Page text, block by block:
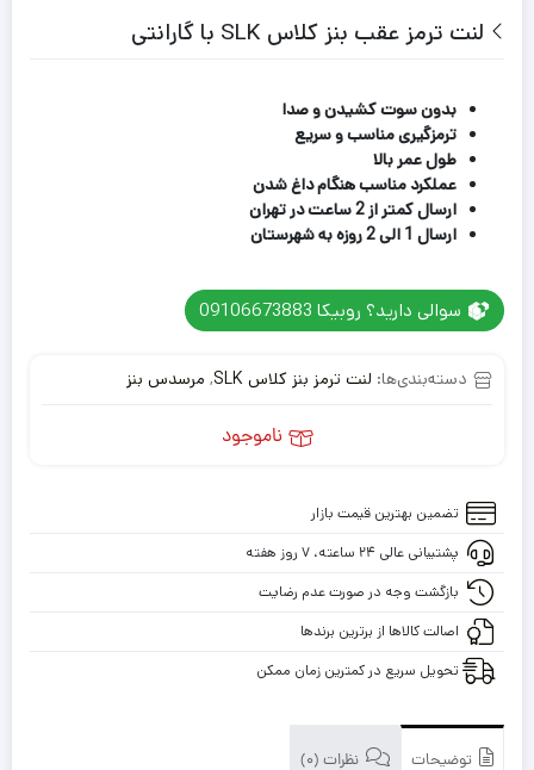
لنت ترمز عقب بنز کلاس SLK با گارانتی
بدون سوت کشیدن و صدا
ترمزگیری مناسب و سریع
طول عمر بالا
عملکرد مناسب هنگام داغ شدن
ارسال کمتر از 2 ساعت در تهران
ارسال 1 الی 2 روزه به شهرستان
سوالی دارید؟ روبیکا 09106673883
دسته‌بندی‌ها: لنت ترمز بنز کلاس SLK , مرسدس بنز
ناموجود
تضمین بهترین قیمت بازار
پشتیبانی عالی ۲۴ ساعته، ۷ روز هفته
بازگشت وجه در صورت عدم رضایت
اصالت کالاها از برترین برندها
تحویل سریع در کمترین زمان ممکن
توضیحات نظرات (0)